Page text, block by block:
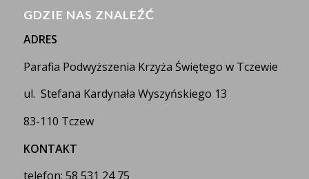
GDZIE NAS ZNALEŹĆ
ADRES
Parafia Podwyższenia Krzyża Świętego w Tczewie
ul. Stefana Kardynała Wyszyńskiego 13
83-110 Tczew
KONTAKT
telefon: 58 531 24 75